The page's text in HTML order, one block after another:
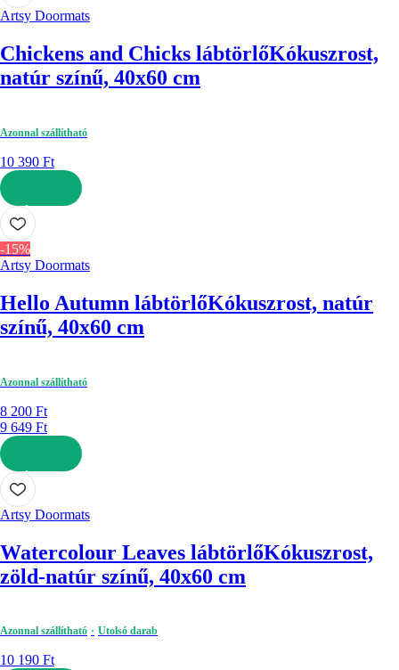
Artsy Doormats
Chickens and Chicks lábtörlőKókuszrost,
natúr színű, 40x60 cm
Azonnal szállítható
10 390 Ft
KOSÁRBA
-15%
Artsy Doormats
Hello Autumn lábtörlőKókuszrost, natúr
színű, 40x60 cm
Azonnal szállítható
8 200 Ft
9 649 Ft
KOSÁRBA
Artsy Doormats
Watercolour Leaves lábtörlőKókuszrost,
zöld-natúr színű, 40x60 cm
Azonnal szállítható Utolsó darab
10 190 Ft